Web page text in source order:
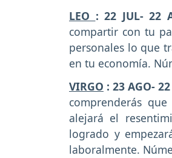
LEO : 22 JUL- 22
compartir con tu
personales lo que
en tu economía.
VIRGO : 23 AGO- 22
comprenderás
alejará el
logrado y
laboralmente.